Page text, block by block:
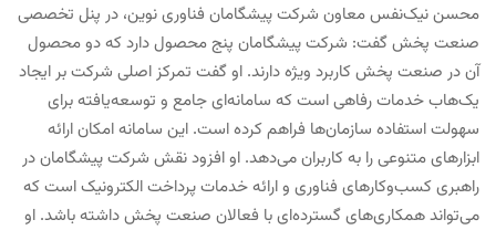
محسن نیک‌نفس معاون شرکت پیشگامان فناوری نوین، در پنل تخصصی
صنعت پخش گفت: شرکت پیشگامان پنج محصول دارد که دو محصول
آن در صنعت پخش کاربرد ویژه دارند. او گفت تمرکز اصلی شرکت بر ایجاد
یک‌هاب خدمات رفاهی است که سامانه‌ای جامع و توسعه‌یافته برای
سهولت استفاده سازمان‌ها فراهم کرده است. این سامانه امکان ارائه
ابزارهای متنوعی را به کاربران می‌دهد. او افزود نقش شرکت پیشگامان در
راهبری کسب‌وکارهای فناوری و ارائه خدمات پرداخت الکترونیک است که
می‌تواند همکاری‌های گسترده‌ای با فعالان صنعت پخش داشته باشد. او